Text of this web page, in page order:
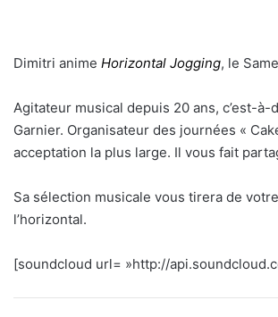
Dimitri anime Horizontal Jogging, le
Agitateur musical depuis 20 ans, c’est-
Garnier. Organisateur des journées «
acceptation la plus large. Il vous fait
Sa sélection musicale vous tirera de
l’horizontal.
[soundcloud url= »http://